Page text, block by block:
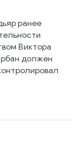
ранее
Виктора
должен